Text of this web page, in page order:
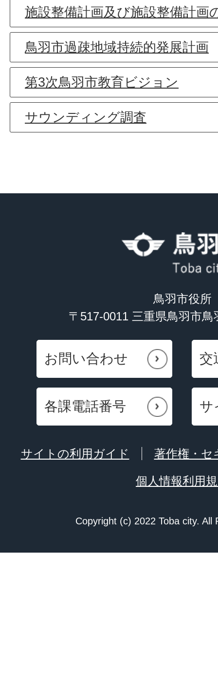
施設整備計画及び施設整備計画
鳥羽市過疎地域持続的発展計画
第3次鳥羽市教育ビジョン
サウンディング調査
鳥羽市役所
〒517-0011 三重県鳥羽市
お問い合わせ 交
各課電話番号 サ
サイトの利用ガイド 著作権・セ
個人情報利用
Copyright (c) 2022 Toba city. All